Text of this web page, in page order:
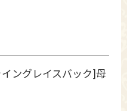
ングレイスバック]母